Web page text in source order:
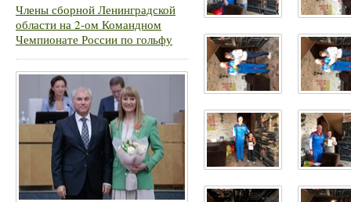
Члены сборной Ленинградской
области на 2-ом Командном
Чемпионате России по гольфу